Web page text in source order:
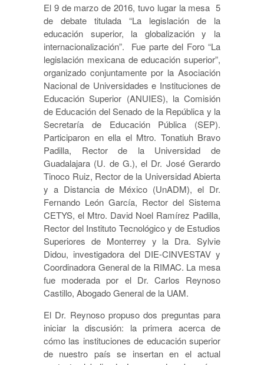
El 9 de marzo de 2016, tuvo lugar la mesa 5
de debate titulada “La legislación de la
educación superior, la globalización y la
internacionalización”. Fue parte del Foro “La
legislación mexicana de educación superior”,
organizado conjuntamente por la Asociación
Nacional de Universidades e Instituciones de
Educación Superior (ANUIES), la Comisión
de Educación del Senado de la República y la
Secretaría de Educación Pública (SEP).
Participaron en ella el Mtro. Tonatiuh Bravo
Padilla, Rector de la Universidad de
Guadalajara (U. de G.), el Dr. José Gerardo
Tinoco Ruiz, Rector de la Universidad Abierta
y a Distancia de México (UnADM), el Dr.
Fernando León García, Rector del Sistema
CETYS, el Mtro. David Noel Ramírez Padilla,
Rector del Instituto Tecnológico y de Estudios
Superiores de Monterrey y la Dra. Sylvie
Didou, investigadora del DIE-CINVESTAV y
Coordinadora General de la RIMAC. La mesa
fue moderada por el Dr. Carlos Reynoso
Castillo, Abogado General de la UAM.
El Dr. Reynoso propuso dos preguntas para
iniciar la discusión: la primera acerca de
cómo las instituciones de educación superior
de nuestro país se insertan en el actual